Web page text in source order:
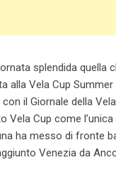
splendida
alla Vela Cup
il Giornale della
Vela Cup come
ha messo di fronte
Venezia da